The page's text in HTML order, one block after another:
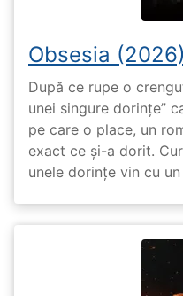
Obsesia (2026)
După ce rupe o
unei singure dorințe”
pe care o place, un
exact ce și-a dorit.
unele dorințe vin cu